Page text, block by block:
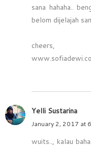
sana hahaha..
belom dijelajah
cheers,
Yelli Sustarina
January 2, 2017 at
wuits.., kalau